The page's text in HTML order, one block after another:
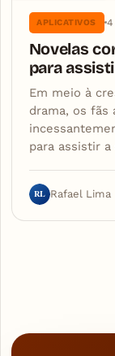
APLICATIVOS 4
Novelas
para
Em meio à
drama, os fãs
para assistir
RL Rafael Lima